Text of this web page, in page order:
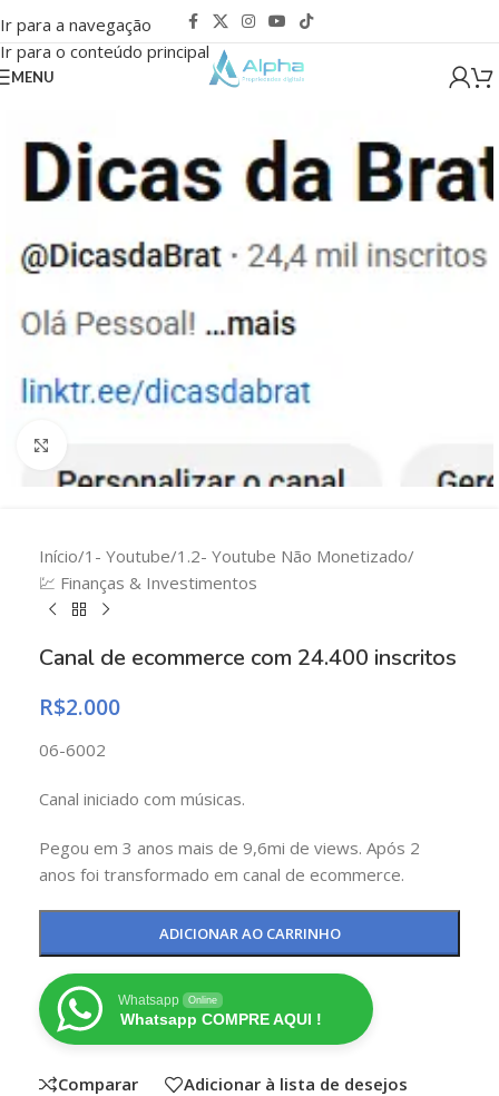
Ir para a navegação
Ir para o conteúdo principal
MENU
Início/1- Youtube/1.2- Youtube Não Monetizado/
💹 Finanças & Investimentos
Canal de ecommerce com 24.400 inscritos
R$2.000
06-6002
Canal iniciado com músicas.
Pegou em 3 anos mais de 9,6mi de views. Após 2
anos foi transformado em canal de ecommerce.
ADICIONAR AO CARRINHO
Whatsapp Online
Whatsapp COMPRE AQUI !
Comparar Adicionar à lista de desejos